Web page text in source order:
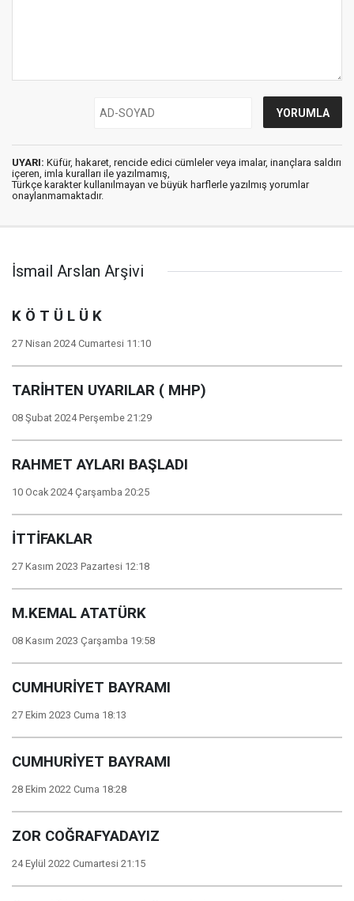
UYARI: Küfür, hakaret, rencide edici cümleler veya imalar, inançlara saldırı
içeren, imla kuralları ile yazılmamış,
Türkçe karakter kullanılmayan ve büyük harflerle yazılmış yorumlar
onaylanmamaktadır.
İsmail Arslan Arşivi
K Ö T Ü L Ü K
27 Nisan 2024 Cumartesi 11:10
TARİHTEN UYARILAR ( MHP)
08 Şubat 2024 Perşembe 21:29
RAHMET AYLARI BAŞLADI
10 Ocak 2024 Çarşamba 20:25
İTTİFAKLAR
27 Kasım 2023 Pazartesi 12:18
M.KEMAL ATATÜRK
08 Kasım 2023 Çarşamba 19:58
CUMHURİYET BAYRAMI
27 Ekim 2023 Cuma 18:13
CUMHURİYET BAYRAMI
28 Ekim 2022 Cuma 18:28
ZOR COĞRAFYADAYIZ
24 Eylül 2022 Cumartesi 21:15